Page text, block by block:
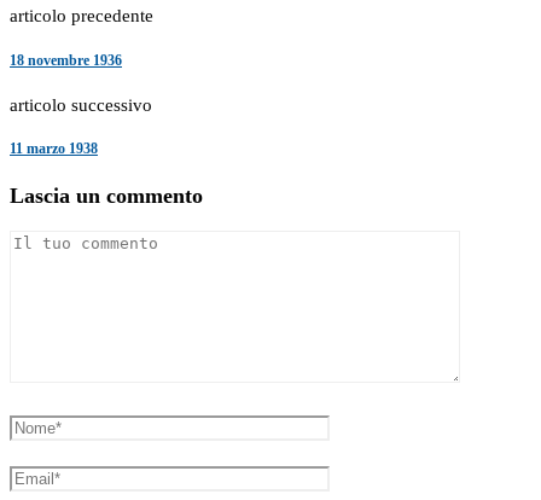
articolo precedente
18 novembre 1936
articolo successivo
11 marzo 1938
Lascia un commento